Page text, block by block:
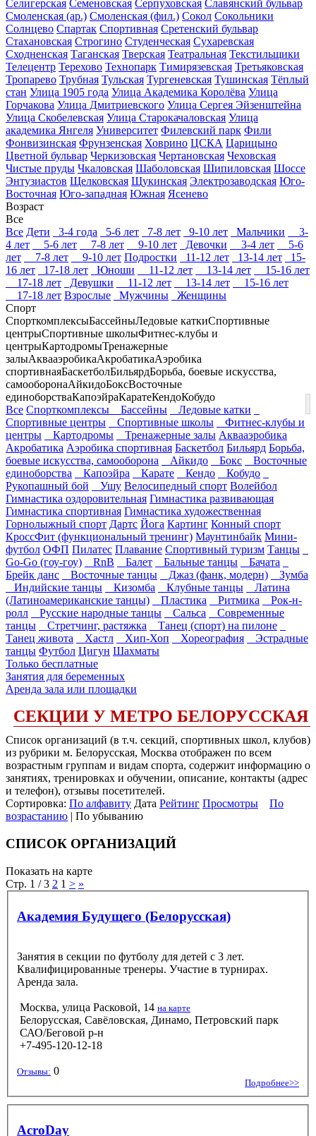
Селигерская Семеновская Серпуховская Славянский бульвар
Смоленская (ар.) Смоленская (фил.) Сокол Сокольники
Солнцево Спартак Спортивная Сретенский бульвар
Стахановская Строгино Студенческая Сухаревская
Сходненская Таганская Тверская Театральная Текстильщики
Телецентр Терехово Технопарк Тимирязевская Третьяковская
Тропарево Трубная Тульская Тургеневская Тушинская Тёплый
стан Улица 1905 года Улица Академика Королёва Улица
Горчакова Улица Дмитриевского Улица Сергея Эйзенштейна
Улица Скобелевская Улица Старокачаловская Улица
академика Янгеля Университет Филевский парк Фили
Фонвизинская Фрунзенская Ховрино ЦСКА Царицыно
Цветной бульвар Черкизовская Чертановская Чеховская
Чистые пруды Чкаловская Шаболовская Шипиловская Шоссе
Энтузиастов Щелковская Щукинская Электрозаводская Юго-
Восточная Юго-западная Южная Ясенево
Возраст
Все
Все Дети 3-4 года 5-6 лет 7-8 лет 9-10 лет Мальчики
3-
4 лет
5-6 лет 7-8 лет 9-10 лет Девочки 3-4 лет
5-6
лет
7-8 лет 9-10 лет Подростки 11-12 лет 13-14 лет
15-
16 лет
17-18 лет Юноши 11-12 лет 13-14 лет
15-16 лет
17-18 лет
Девушки 11-12 лет 13-14 лет
15-16 лет
17-18 лет Взрослые Мужчины
Женщины
Спорт
СпорткомплексыБассейныЛедовые каткиСпортивные
центрыСпортивные школыФитнес-клубы и
центрыКартодромыТренажерные
залыАквааэробикаАкробатикаАэробика
спортивнаяБаскетболБильярдБорьба, боевые искусства,
самооборонаАйкидоБоксВосточные
единоборстваКапоэйраКаратеКендоКобудо
Все Спорткомплексы Бассейны
Ледовые катки
Спортивные центры
Спортивные школы
Фитнес-клубы и
центры
Картодромы Тренажерные залы Аквааэробика
Акробатика Аэробика спортивная Баскетбол Бильярд Борьба,
боевые искусства, самооборона
Айкидо Бокс
Восточные
единоборства
Капоэйра Карате Кендо
Кобудо
Рукопашный бой
Ушу Велосипедный спорт Волейбол
Гимнастика оздоровительная Гимнастика развивающая
Гимнастика спортивная Гимнастика художественная
Горнолыжный спорт Дартс Йога Картинг Конный спорт
КроссФит (функциональный тренинг) Маунтинбайк Мини-
футбол ОФП Пилатес Плавание Спортивный туризм Танцы
Go-Go (гоу-гоу)
RnB Балет Бальные танцы
Бачата
Брейк данс
Восточные танцы Джаз (фанк, модерн)
Зумба
Индийские танцы
Кизомба Клубные танцы
Латина
(Латиноамериканские танцы)
Пластика Ритмика
Рок-н-
ролл
Русские народные танцы Сальса
Современные
танцы
Стретчинг, растяжка
Танец (спорт) на пилоне
Танец живота
Хастл Хип-Хоп Хореография
Эстрадные
танцы Футбол Цигун Шахматы
Только бесплатные
Занятия для беременных
Аренда зала или площадки
СЕКЦИИ У МЕТРО БЕЛОРУССКАЯ
Список организаций (в т.ч. секций, спортивных школ, клубов)
из рубрики м. Белорусская, Москва отображен по всем
возрастным группам и видам спорта, содержит информацию о
занятиях, тренировках и обучении, описание, контакты (адрес
и телефон), отзывы посетителей.
Сортировка: По алфавиту Дата Рейтинг Просмотры
По
возрастанию | По убыванию
СПИСОК ОРГАНИЗАЦИЙ
Показать на карте
Стр. 1 / 3 2 1 > »
Академия Будущего (Белорусская)
Занятия в секции по футболу для детей с 3 лет.
Квалифицированные тренеры. Участие в турнирах.
Аренда зала.
Москва, улица Расковой, 14 на карте
Белорусская, Савёловская, Динамо, Петровский парк
САО/Беговой р-н
+7-495-120-12-18
Отзывы: 0
Подробнее>>
AcroDay